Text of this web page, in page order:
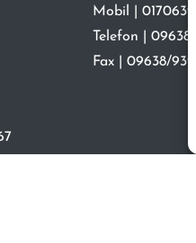
Mobil |
Telefon |
Fax | 09638/